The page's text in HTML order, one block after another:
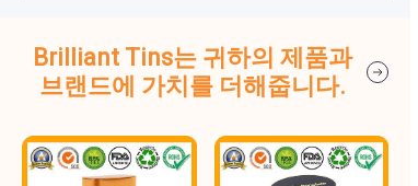
Brilliant Tins는 귀하의 제품과
브랜드에 가치를 더해줍니다.